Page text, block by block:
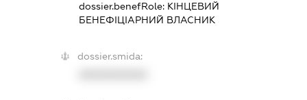
dossier.benefRole: КІНЦЕВИЙ
БЕНЕФІЦІАРНИЙ ВЛАСНИК
dossier.smida: